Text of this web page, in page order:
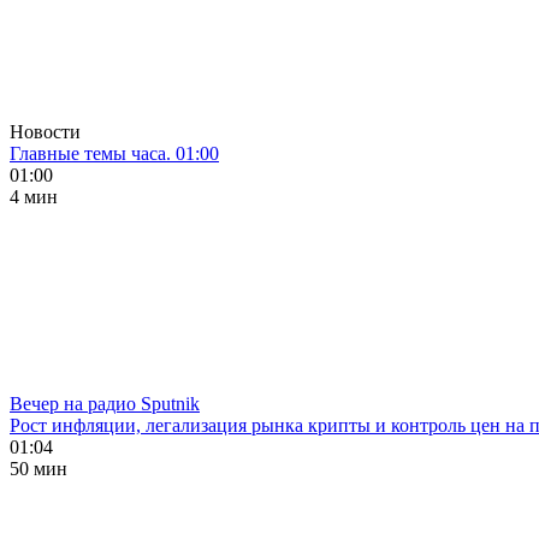
Новости
Главные темы часа. 01:00
01:00
4 мин
Вечер на радио Sputnik
Рост инфляции, легализация рынка крипты и контроль цен на
01:04
50 мин